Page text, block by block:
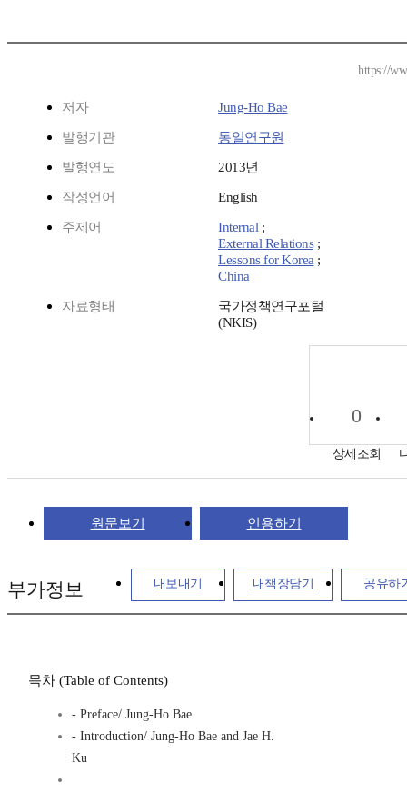
https://
저자 Jung-Ho Bae
발행기관 통일연구원
발행연도 2013년
작성언어 English
주제어 Internal;
External Relations;
Lessons for Korea;
China
자료형태
국가정책연구포털
(NKIS)
0
상세조회
원문보기 인용하기
내보내기 내책장담기 공유하
부가정보
목차 (Table of Contents)
- Preface/ Jung-Ho Bae
- Introduction/ Jung-Ho Bae and Jae H.
Ku